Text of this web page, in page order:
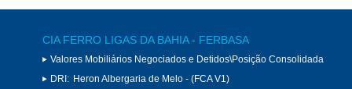
CIA FERRO LIGAS DA BAHIA - FERBASA
Valores Mobiliários Negociados e Detidos\Posição Consolidada
DRI: Heron Albergaria de Melo - (FCA V1)